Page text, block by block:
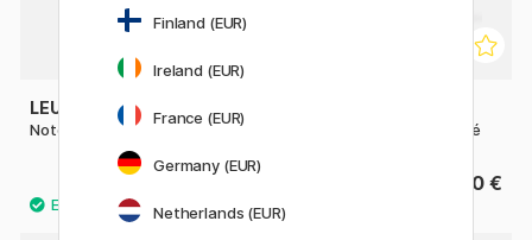
LEUCHTTURM1917
Notebook A5 Medium Dotted
27.50 €
Notebook A5 Medium Ligné
27.50 €
Finland (EUR)
Ireland (EUR)
France (EUR)
Germany (EUR)
Netherlands (EUR)